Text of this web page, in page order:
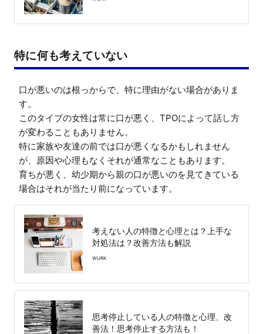
特に何も考えていない
口が悪いのは根っからで、特に理由がない場合がありま
す。
このタイプの女性は常に口が悪く、TPOによって話し方
が変わることもありません。
特に家族や友達の前では口が悪くなるかもしれません
が、原因や心理もなくそれが通常なこともあります。
育ちが悪く、幼少期から親の口が悪いのを見てきている
場合はそれが当たり前になっています。
考えない人の特徴と心理とは？上手な
対処法は？改善方法も解説
WURK
思考停止している人の特徴と心理、改
善法！思考停止する方法も！